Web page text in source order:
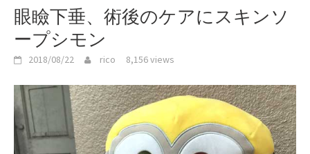
眼瞼下垂、術後のケアにスキンソ
ープシモン
2018/08/22 rico 8,156 views